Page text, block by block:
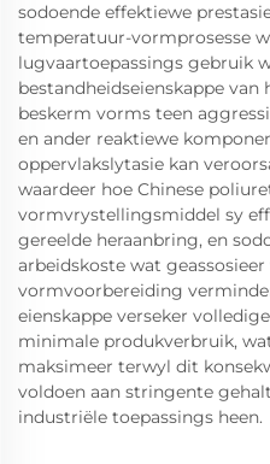
sodoende effektiewe
temperatuur-vormprosesse
lugvaartoepassings gebruik
bestandheidseienskappe
beskerm vorms teen
en ander reaktiewe
oppervlakslytasie kan
waardeer hoe Chinese
vormvrystellingsmiddel sy
gereelde heraanbring, en
arbeidskoste wat
vormvoorbereiding
eienskappe verseker
minimale produkverbruik,
maksimeer terwyl dit
voldoen aan stringente
industriële toepassings heen.